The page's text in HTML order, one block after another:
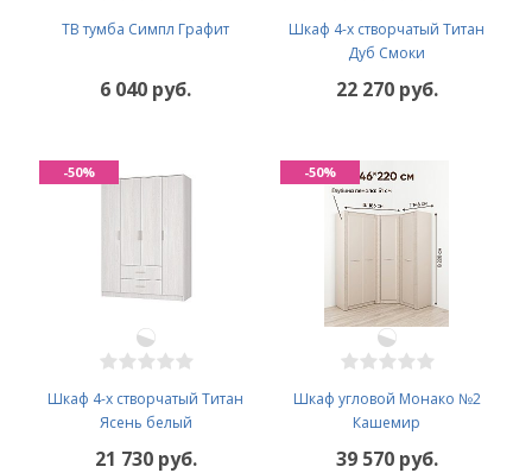
ТВ тумба Симпл Графит
6 040 руб.
Шкаф 4-х створчатый Титан
Дуб Смоки
22 270 руб.
Шкаф 4-х створчатый Титан
Ясень белый
21 730 руб.
-50%
Шкаф угловой Монако №2
Кашемир
39 570 руб.
-50%